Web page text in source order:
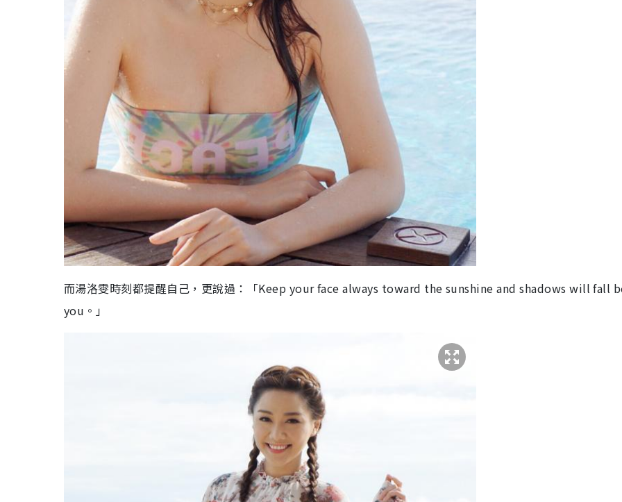
而湯洛雯時刻都提醒自己，更說過：「Keep your face always toward the sunshine and shadows will fall
you。」